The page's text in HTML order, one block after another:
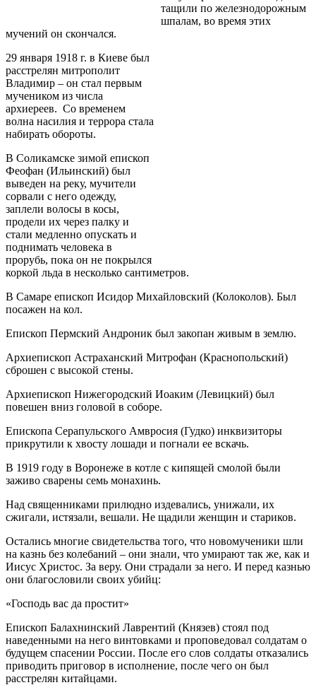
тащили по железнодорожным
шпалам, во время этих
мучений он скончался.
29 января 1918 г. в Киеве был
расстрелян митрополит
Владимир – он стал первым
мучеником из числа
архиереев. Со временем
волна насилия и террора стала
набирать обороты.
В Соликамске зимой епископ
Феофан (Ильинский) был
выведен на реку, мучители
сорвали с него одежду,
заплели волосы в косы,
продели их через палку и
стали медленно опускать и
поднимать человека в
прорубь, пока он не покрылся
коркой льда в несколько сантиметров.
В Самаре епископ Исидор Михайловский (Колоколов). Был
посажен на кол.
Епископ Пермский Андроник был закопан живым в землю.
Архиепископ Астраханский Митрофан (Краснопольский)
сброшен с высокой стены.
Архиепископ Нижегородский Иоаким (Левицкий) был
повешен вниз головой в соборе.
Епископа Серапульского Амвросия (Гудко) инквизиторы
прикрутили к хвосту лошади и погнали ее вскачь.
В 1919 году в Воронеже в котле с кипящей смолой были
заживо сварены семь монахинь.
Над священниками прилюдно издевались, унижали, их
сжигали, истязали, вешали. Не щадили женщин и стариков.
Остались многие свидетельства того, что новомученики шли
на казнь без колебаний – они знали, что умирают так же, как и
Иисус Христос. За веру. Они страдали за него. И перед казнью
они благословили своих убийц:
«Господь вас да простит»
Епископ Балахнинский Лаврентий (Князев) стоял под
наведенными на него винтовками и проповедовал солдатам о
будущем спасении России. После его слов солдаты отказались
приводить приговор в исполнение, после чего он был
расстрелян китайцами.